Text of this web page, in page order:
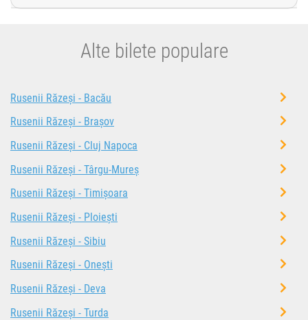
Alte bilete populare
Rusenii Răzeși - Bacău
Rusenii Răzeși - Brașov
Rusenii Răzeși - Cluj Napoca
Rusenii Răzeși - Târgu-Mureș
Rusenii Răzeși - Timișoara
Rusenii Răzeși - Ploiești
Rusenii Răzeși - Sibiu
Rusenii Răzeși - Onești
Rusenii Răzeși - Deva
Rusenii Răzeși - Turda